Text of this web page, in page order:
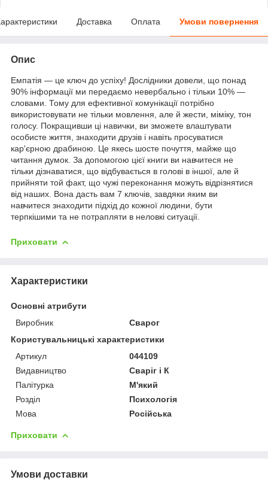
Доставка Оплата Умови повернення
Опис
Емпатія — це ключ до успіху! Дослідники довели, що понад
90% інформації ми передаємо невербально і тільки 10% —
словами. Тому для ефективної комунікації потрібно
використовувати не тільки мовлення, але й жести, міміку, тон
голосу. Покращивши ці навички, ви зможете влаштувати
особисте життя, знаходити друзів і навіть просуватися
кар'єрною драбиною. Це якесь шосте почуття, майже що
читання думок. За допомогою цієї книги ви навчитеся не
тільки дізнаватися, що відбувається в голові в іншої, але й
прийняти той факт, що чужі переконання можуть відрізнятися
від наших. Вона дасть вам 7 ключів, завдяки яким ви
навчитеся знаходити підхід до кожної людини, бути
терпкішими та не потрапляти в неловкі ситуації.
Приховати
Характеристики
Основні атрибути
Виробник
Сварог
Користувальницькі характеристики
Артикул
044109
Видавництво
Сваріг і К
Палітурка
М'який
Розділ
Психологія
Мова
Російська
Приховати
Умови доставки